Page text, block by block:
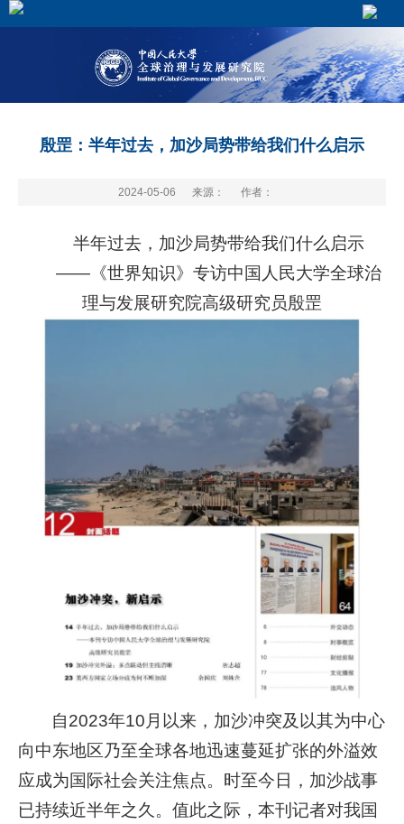
殷罡：半年过去，加沙局势带给我们什么启示
2024-05-06 来源： 作者：
半年过去，加沙局势带给我们什么启示
——《世界知识》专访中国人民大学全球治
理与发展研究院高级研究员殷罡
自2023年10月以来，加沙冲突及以其为中心
向中东地区乃至全球各地迅速蔓延扩张的外溢效
应成为国际社会关注焦点。时至今日，加沙战事
已持续近半年之久。值此之际，本刊记者对我国